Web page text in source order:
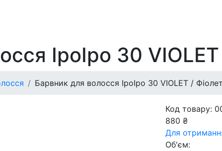
ІроІро 30
Барвник для волосся ІроІро 30 VIOLET /
Код товару:
880 ₴
Для
Об'єм: